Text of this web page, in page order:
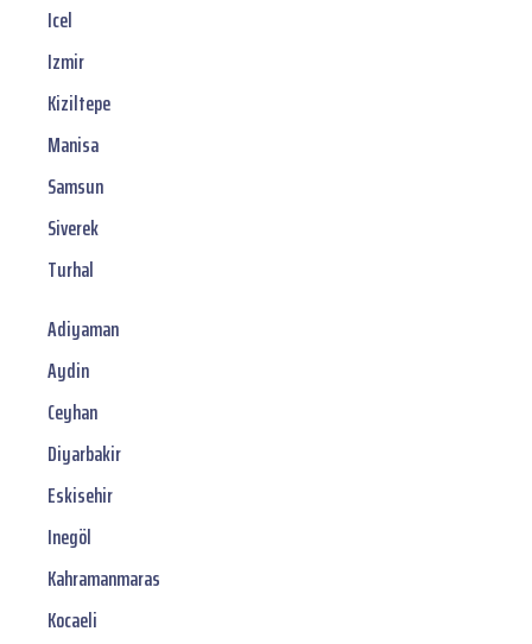
Icel
Izmir
Kiziltepe
Manisa
Samsun
Siverek
Turhal
Adiyaman
Aydin
Ceyhan
Diyarbakir
Eskisehir
Inegöl
Kahramanmaras
Kocaeli